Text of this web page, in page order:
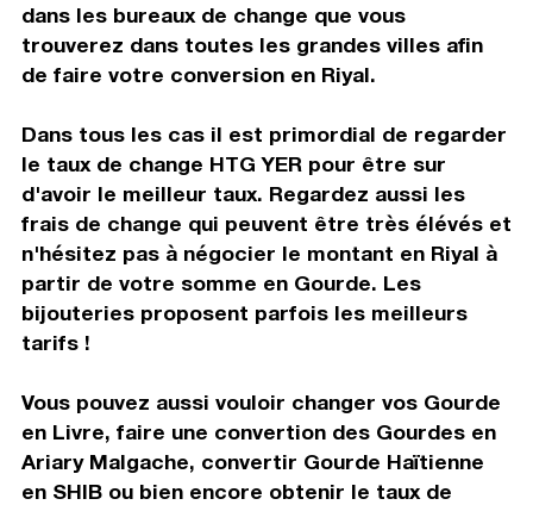
dans les bureaux de change que vous
trouverez dans toutes les grandes villes afin
de faire votre conversion en Riyal.
Dans tous les cas il est primordial de regarder
le taux de change HTG YER pour être sur
d'avoir le meilleur taux. Regardez aussi les
frais de change qui peuvent être très élévés et
n'hésitez pas à négocier le montant en Riyal à
partir de votre somme en Gourde. Les
bijouteries proposent parfois les meilleurs
tarifs !
Vous pouvez aussi vouloir changer vos Gourde
en Livre, faire une convertion des Gourdes en
Ariary Malgache, convertir Gourde Haïtienne
en SHIB ou bien encore obtenir le taux de